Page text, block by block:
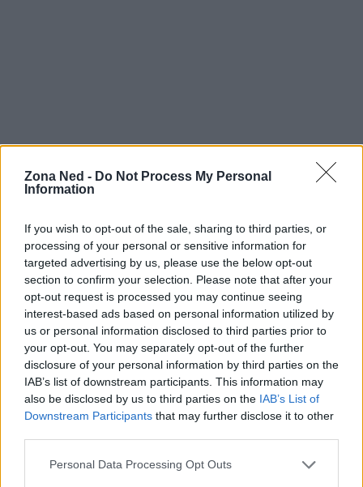
Zona Ned - Do Not Process My Personal
Information
If you wish to opt-out of the sale, sharing to third parties, or
processing of your personal or sensitive information for
targeted advertising by us, please use the below opt-out
section to confirm your selection. Please note that after your
opt-out request is processed you may continue seeing
interest-based ads based on personal information utilized by
us or personal information disclosed to third parties prior to
your opt-out. You may separately opt-out of the further
disclosure of your personal information by third parties on the
IAB’s list of downstream participants. This information may
also be disclosed by us to third parties on the IAB’s List of
Downstream Participants that may further disclose it to other
Please note that this website/app uses one or more Google
Personal Data Processing Opt Outs
Continua a leggere
NERD NEWS